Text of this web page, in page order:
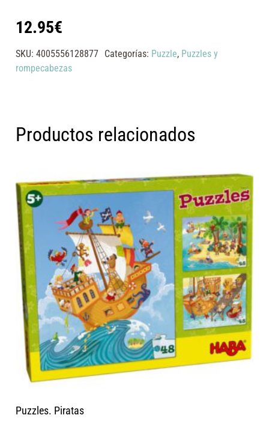
12.95€
SKU:4005556128877 Categorías: Puzzle, Puzzles y
rompecabezas
Productos relacionados
Puzzles. Piratas